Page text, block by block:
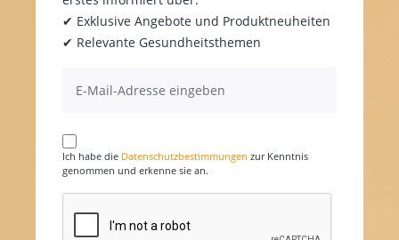
✔ Exklusive Angebote und Produktneuheiten
✔ Relevante Gesundheitsthemen
Ich habe die Datenschutzbestimmungen zur Kenntnis
genommen und erkenne sie an.